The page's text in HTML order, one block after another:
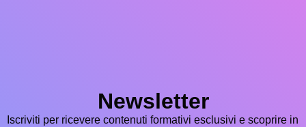
Newsletter
Iscriviti per ricevere contenuti formativi esclusivi e scoprire in